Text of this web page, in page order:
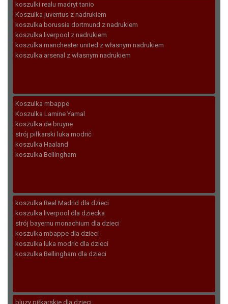
koszulki realu madryt tanio
Koszulka juventus z nadrukiem
koszulka borussia dortmund z nadrukiem
koszulka liverpool z nadrukiem
koszulka manchester united z własnym nadrukiem
koszulka arsenal z własnym nadrukiem
Koszulka mbappe
Koszulka Lamine Yamal
koszulka de bruyne
strój piłkarski luka modrić
koszulka Haaland
koszulka Bellingham
koszulka Real Madrid dla dzieci
koszulka liverpool dla dziecka
strój bayernu monachium dla dzieci
koszulka mbappe dla dzieci
koszulka luka modric dla dzieci
koszulka Bellingham dla dzieci
bluzy piłkarskie dla dzieci